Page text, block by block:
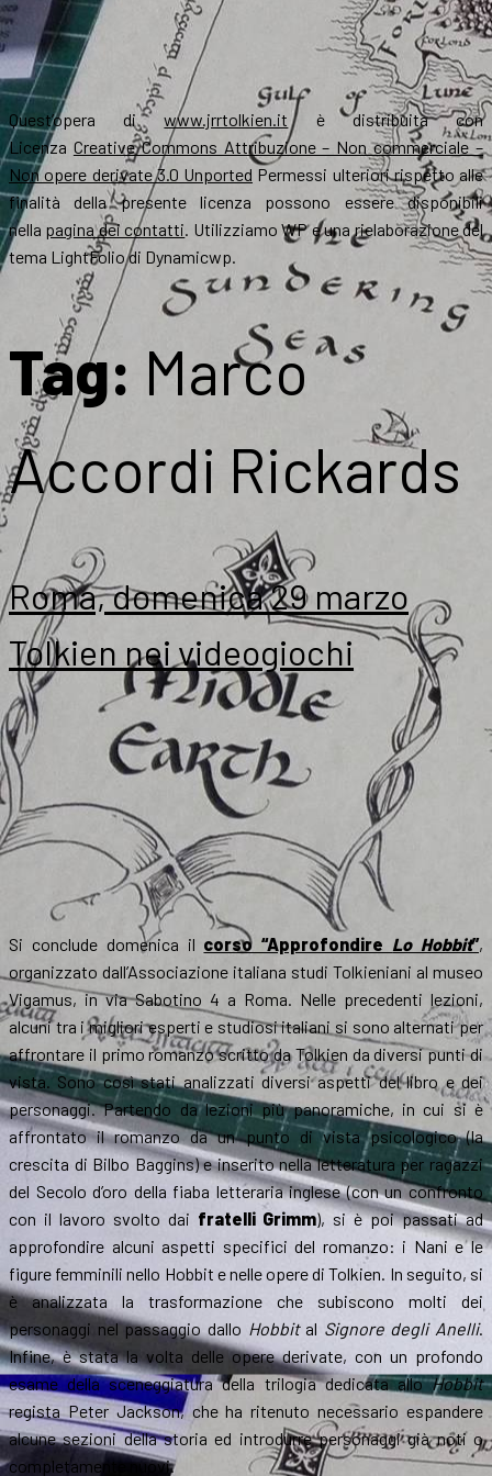
Quest’opera diwww.jrrtolkien.it è distribuita con
Licenza Creative Commons Attribuzione – Non commerciale –
Non opere derivate 3.0 Unported Permessi ulteriori rispetto alle
finalità della presente licenza possono essere disponibili
nella pagina dei contatti. Utilizziamo WP e una rielaborazione del
tema LightFolio di Dynamicwp.
Tag: Marco
Accordi Rickards
Roma, domenica 29 marzo
Tolkien nei videogiochi
Si conclude domenica il corso “Approfondire Lo Hobbit”,
organizzato dall’Associazione italiana studi Tolkieniani al museo
Vigamus, in via Sabotino 4 a Roma. Nelle precedenti lezioni,
alcuni tra i migliori esperti e studiosi italiani si sono alternati per
affrontare il primo romanzo scritto da Tolkien da diversi punti di
vista. Sono così stati analizzati diversi aspetti del libro e dei
personaggi. Partendo da lezioni più panoramiche, in cui si è
affrontato il romanzo da un punto di vista psicologico (la
crescita di Bilbo Baggins) e inserito nella letteratura per ragazzi
del Secolo d’oro della fiaba letteraria inglese (con un confronto
con il lavoro svolto dai fratelli Grimm), si è poi passati ad
approfondire alcuni aspetti specifici del romanzo: i Nani e le
figure femminili nello Hobbit e nelle opere di Tolkien. In seguito, si
è analizzata la trasformazione che subiscono molti dei
personaggi nel passaggio dallo Hobbital Signore degli Anelli.
Infine, è stata la volta delle opere derivate, con un profondo
esame della sceneggiatura della trilogia dedicata alloHobbit
regista Peter Jackson, che ha ritenuto necessario espandere
alcune sezioni della storia ed introdurre personaggi già noti o
completamente nuovi.